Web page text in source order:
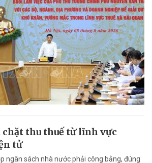
thu thuế từ lĩnh vực
tử
ngân sách nhà nước phải công bằng, đúng